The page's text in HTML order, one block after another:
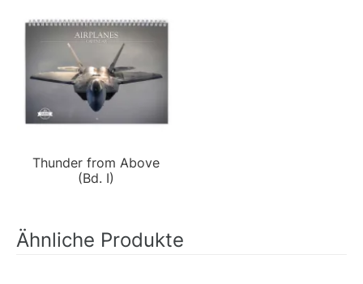
Thunder from Above
(Bd. I)
Ähnliche Produkte